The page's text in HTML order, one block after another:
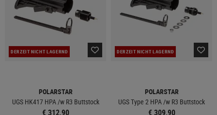
DERZEIT NICHT LAGERND
POLARSTAR
UGS HK417 HPA /w R3 Buttstock
€ 312,90
DERZEIT NICHT LAGERND
POLARSTAR
UGS Type 2 HPA /w R3 Buttstock
€ 309,90